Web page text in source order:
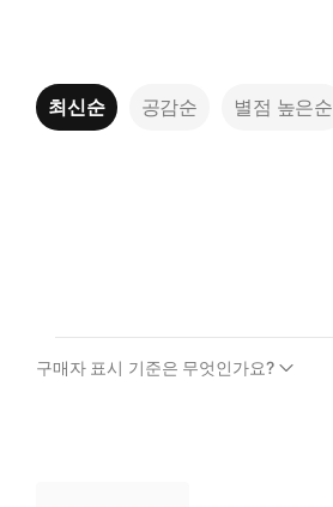
최신순 공감순 별점 높은순
구매자 표시 기준은 무엇인가요?